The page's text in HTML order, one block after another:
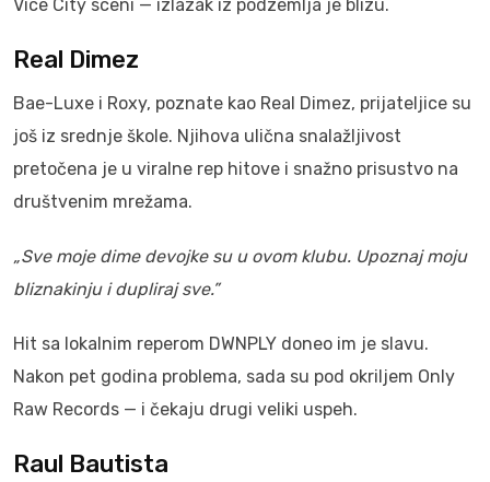
Vice City sceni — izlazak iz podzemlja je blizu.
Real Dimez
Bae-Luxe i Roxy, poznate kao Real Dimez, prijateljice su
još iz srednje škole. Njihova ulična snalažljivost
pretočena je u viralne rep hitove i snažno prisustvo na
društvenim mrežama.
„Sve moje dime devojke su u ovom klubu. Upoznaj moju
bliznakinju i dupliraj sve.”
Hit sa lokalnim reperom DWNPLY doneo im je slavu.
Nakon pet godina problema, sada su pod okriljem Only
Raw Records — i čekaju drugi veliki uspeh.
Raul Bautista